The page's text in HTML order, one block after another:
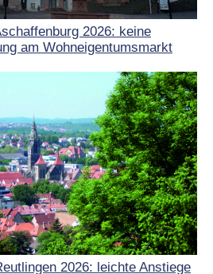
2026: keine
am Wohneigentumsmarkt
2026: leichte Anstiege